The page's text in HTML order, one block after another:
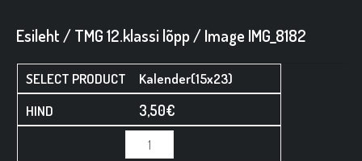
Esileht /TMG 12.klassi lõpp / Image IMG_8182
Kalender(15x23)
3,50€
Minus
Minus